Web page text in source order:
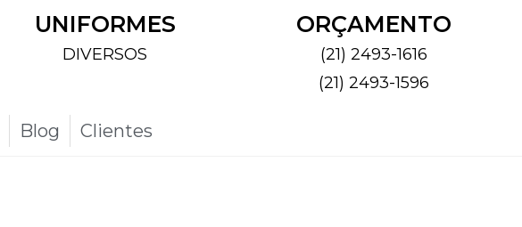
UNIFORMES
DIVERSOS
ORÇAMENTO
(21) 2493-1616
(21) 2493-1596
Blog Clientes